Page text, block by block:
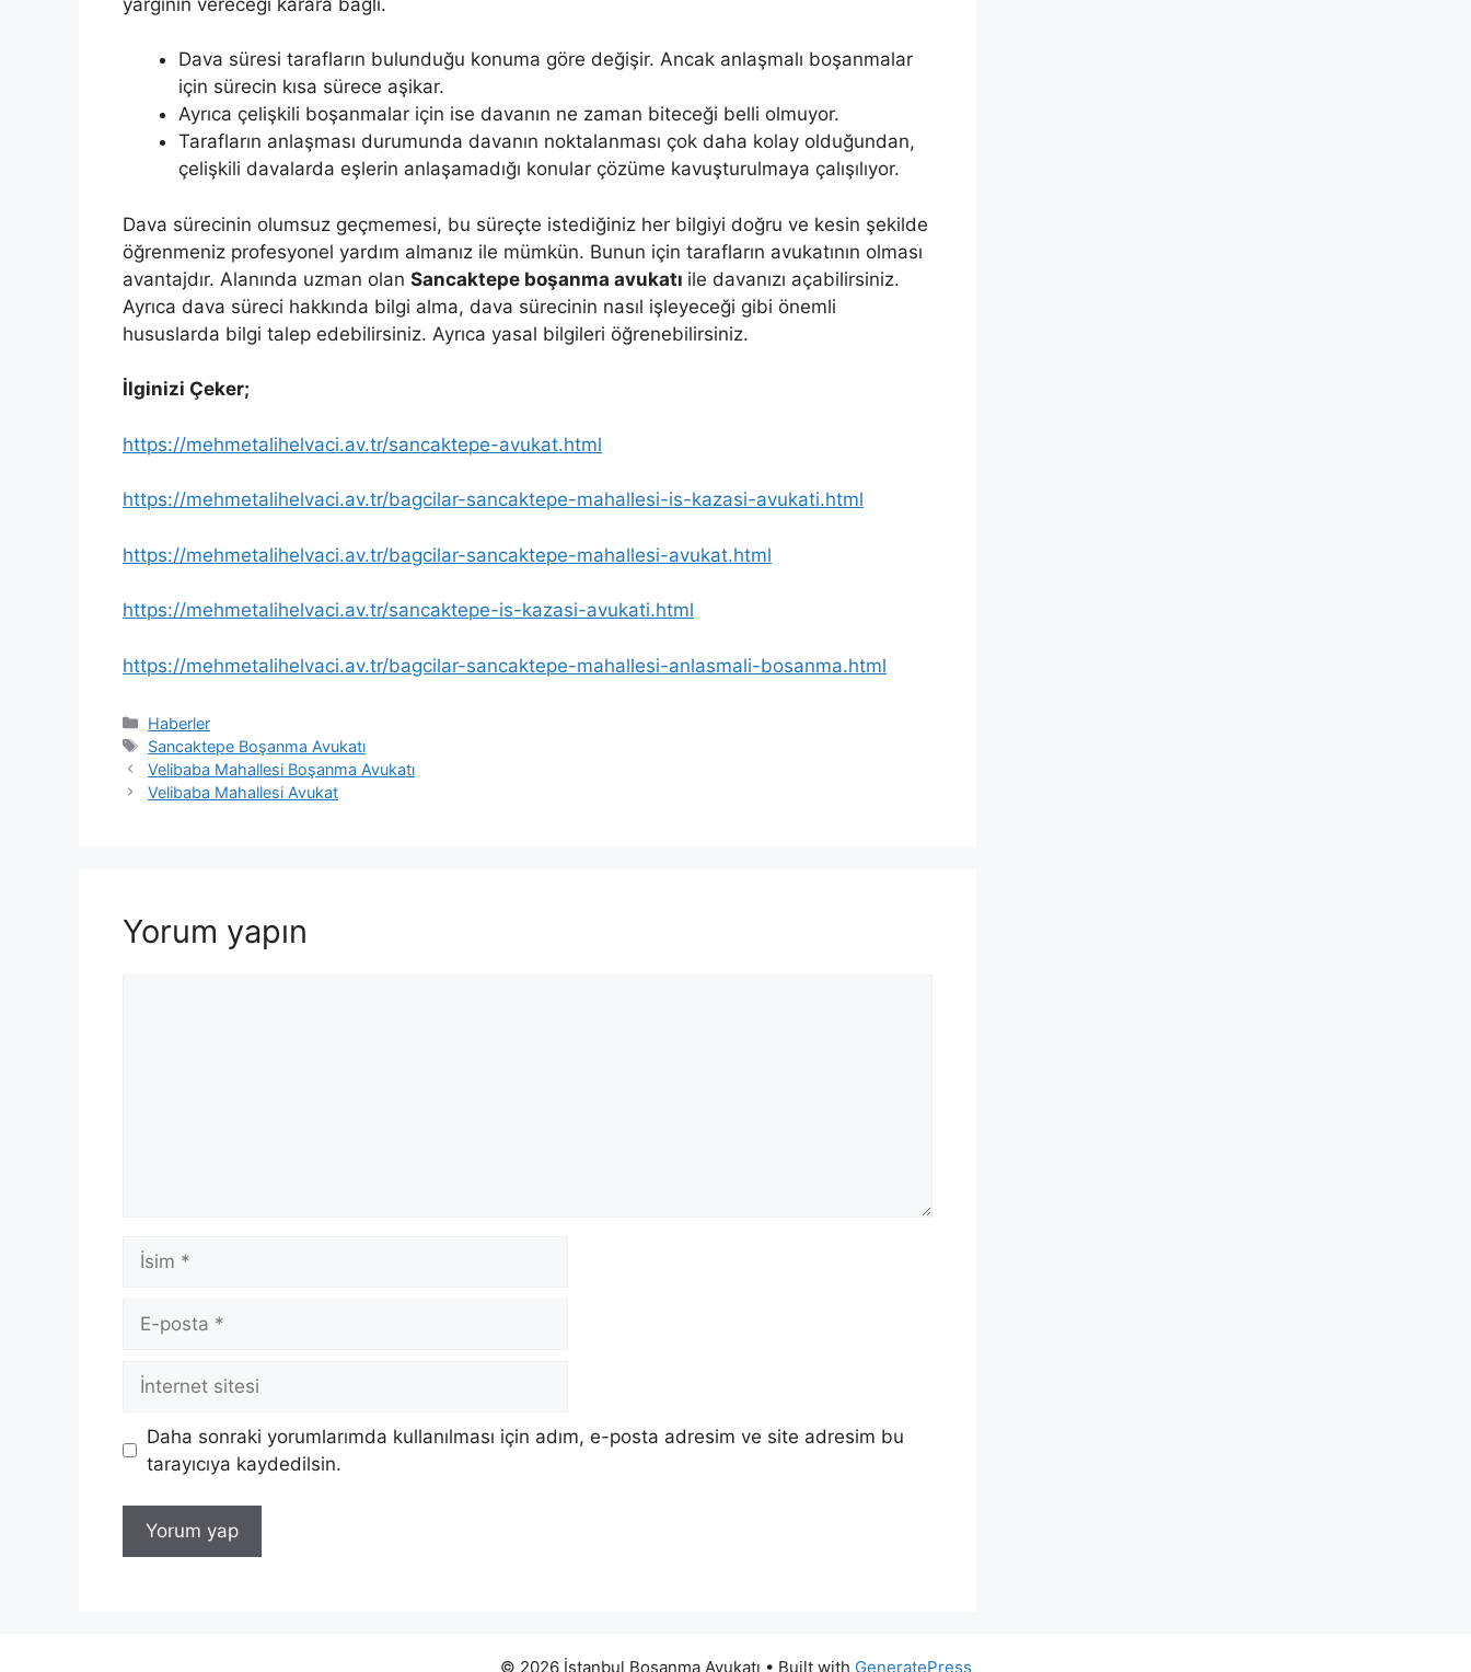
Dava süresi tarafların bulunduğu konuma göre değişir. Ancak anlaşmalı boşanmalar
için sürecin kısa sürece aşikar.
Ayrıca çelişkili boşanmalar için ise davanın ne zaman biteceği belli olmuyor.
Tarafların anlaşması durumunda davanın noktalanması çok daha kolay olduğundan,
çelişkili davalarda eşlerin anlaşamadığı konular çözüme kavuşturulmaya çalışılıyor.
Dava sürecinin olumsuz geçmemesi, bu süreçte istediğiniz her bilgiyi doğru ve kesin şekilde
öğrenmeniz profesyonel yardım almanız ile mümkün. Bunun için tarafların avukatının olması
avantajdır. Alanında uzman olan Sancaktepe boşanma avukatı ile davanızı açabilirsiniz.
Ayrıca dava süreci hakkında bilgi alma, dava sürecinin nasıl işleyeceği gibi önemli
hususlarda bilgi talep edebilirsiniz. Ayrıca yasal bilgileri öğrenebilirsiniz.
İlginizi Çeker;
https://mehmetalihelvaci.av.tr/sancaktepe-avukat.html
https://mehmetalihelvaci.av.tr/bagcilar-sancaktepe-mahallesi-is-kazasi-avukati.html
https://mehmetalihelvaci.av.tr/bagcilar-sancaktepe-mahallesi-avukat.html
https://mehmetalihelvaci.av.tr/sancaktepe-is-kazasi-avukati.html
https://mehmetalihelvaci.av.tr/bagcilar-sancaktepe-mahallesi-anlasmali-bosanma.html
Kategoriler
Haberler
Etiketler
Sancaktepe Boşanma Avukatı
Velibaba Mahallesi Boşanma Avukatı
Velibaba Mahallesi Avukat
Yorum yapın
İsim
posta
İnternet
sitesi
Daha sonraki yorumlarımda kullanılması için adım, e-posta adresim ve site adresim bu
tarayıcıya kaydedilsin.
© 2026 İstanbul Boşanma Avukatı • Built with GeneratePress